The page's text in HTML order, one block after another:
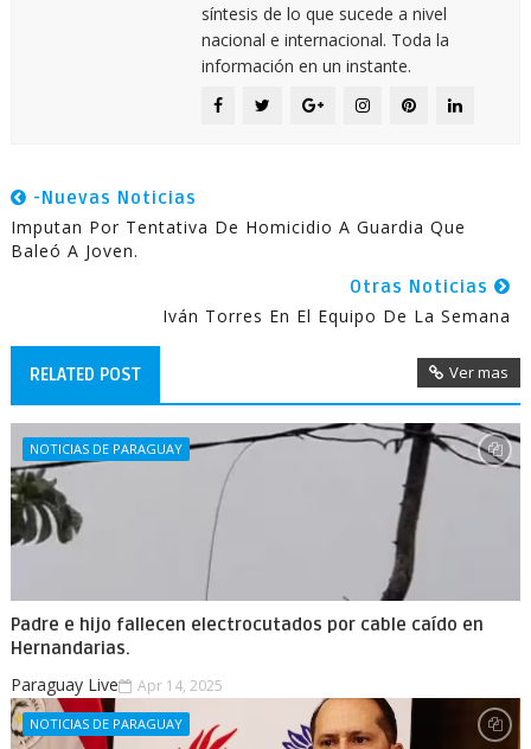
síntesis de lo que sucede a nivel
nacional e internacional. Toda la
información en un instante.
-Nuevas Noticias
Imputan Por Tentativa De Homicidio A Guardia Que
Baleó A Joven.
Otras Noticias
Iván Torres En El Equipo De La Semana
RELATED POST Ver mas
NOTICIAS DE PARAGUAY
Padre e hijo fallecen electrocutados por cable caído en
Hernandarias.
Paraguay Live Apr 14, 2025
NOTICIAS DE PARAGUAY